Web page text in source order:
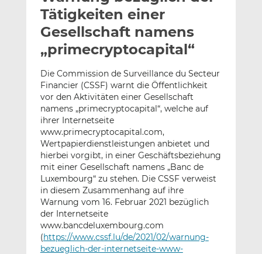
a
n
n
k
e
d
n
t
e
l
e
n
c
e
b
o
k
t
e
l
e
n
Tätigkeiten einer
Gesellschaft namens
„primecryptocapital“
Die Commission de Surveillance du Secteur
Financier (CSSF) warnt die Öffentlichkeit
vor den Aktivitäten einer Gesellschaft
namens „primecryptocapital“, welche auf
ihrer Internetseite
www.primecryptocapital.com,
Wertpapierdienstleistungen anbietet und
hierbei vorgibt, in einer Geschäftsbeziehung
mit einer Gesellschaft namens „Banc de
Luxembourg“ zu stehen. Die CSSF verweist
in diesem Zusammenhang auf ihre
Warnung vom 16. Februar 2021 bezüglich
der Internetseite
www.bancdeluxembourg.com
(https://www.cssf.lu/de/2021/02/warnung-
bezueglich-der-internetseite-www-